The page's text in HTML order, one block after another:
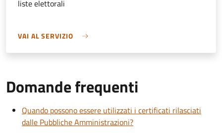
liste elettorali
VAI AL SERVIZIO
Domande frequenti
Quando possono essere utilizzati i certificati rilasciati
dalle Pubbliche Amministrazioni?